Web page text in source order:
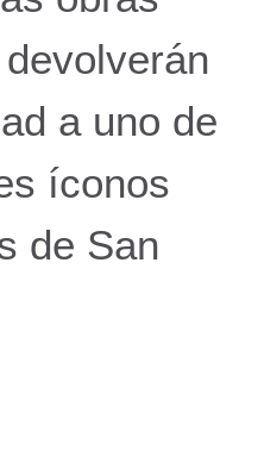
a uno de
íconos
de San